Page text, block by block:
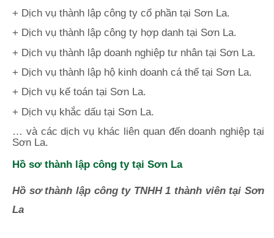
+ Dịch vụ thành lập công ty cổ phần tại Sơn La.
+ Dịch vụ thành lập công ty hợp danh tại Sơn La.
+ Dịch vụ thành lập doanh nghiệp tư nhân tại Sơn La.
+ Dịch vụ thành lập hộ kinh doanh cá thể tại Sơn La.
+ Dịch vụ kế toán tại Sơn La.
+ Dịch vụ khắc dấu tại Sơn La.
… và các dịch vụ khác liên quan đến doanh nghiệp tại
Sơn La.
Hồ sơ thành lập công ty tại Sơn La
Hồ sơ thành lập công ty TNHH 1 thành viên tại Sơn
La